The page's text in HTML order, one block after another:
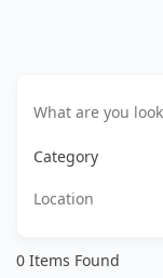
Category
0 Items Found